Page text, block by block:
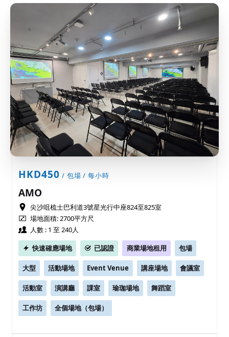
HKD450 / 包場 / 每小時
AMO
尖沙咀梳士巴利道3號星光行中座824至825室
場地面積: 2700平方尺
人數 : 1 至 240人
快速確應場地
已認證 商業場地租用 包場
大型 活動場地 Event Venue 講座場地 會議室
活動室 演講廳 課室 瑜珈場地 舞蹈室
工作坊 全個場地（包場）